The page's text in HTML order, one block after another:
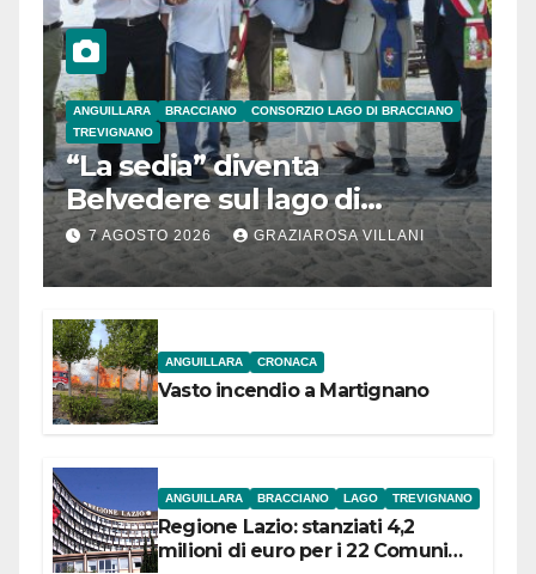
ANGUILLARA BRACCIANO
CONSORZIO LAGO DI BRACCIANO
TREVIGNANO
“La sedia” diventa
Belvedere sul lago di
Bracciano: ieri
l’inaugurazione
7 AGOSTO 2026 GRAZIAROSA VILLANI
ANGUILLARA CRONACA
Vasto incendio a Martignano
ANGUILLARA BRACCIANO LAGO TREVIGNANO
Regione Lazio: stanziati 4,2
milioni di euro per i 22 Comuni